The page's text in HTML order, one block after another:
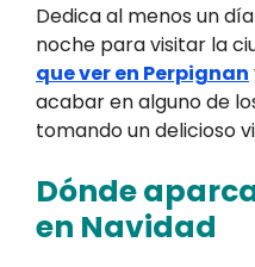
Dedica al menos un
noche para visitar la
que ver en Perpignan
acabar en alguno de
tomando un delicioso
Dónde
en Navidad